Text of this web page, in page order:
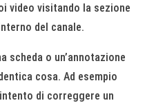
video visitando la sezione
del canale.
scheda o un’annotazione
cosa. Ad esempio
di correggere un